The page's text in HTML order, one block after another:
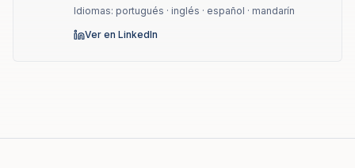
Idiomas: portugués · inglés · español · mandarín
Ver en LinkedIn